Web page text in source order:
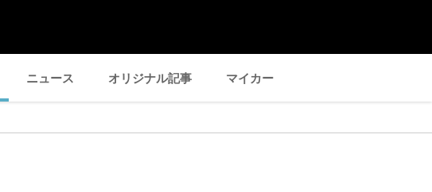
ニュース オリジナル記事 マイカー